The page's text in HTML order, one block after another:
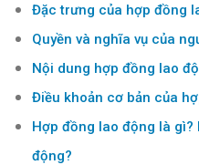
Đặc trưng của hợp đồng
Quyền và nghĩa vụ của
Nội dung hợp đồng lao
Điều khoản cơ bản của
Hợp đồng lao động là gì?
động?